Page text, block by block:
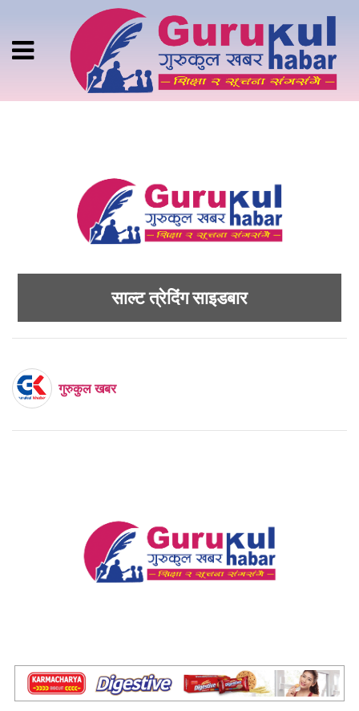
साल्ट त्रेदिंग साइडबार
गुरुकुल खबर